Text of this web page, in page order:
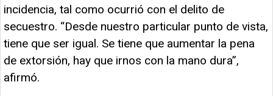
incidencia, tal como ocurrió con el delito de
secuestro. “Desde nuestro particular punto de vista,
tiene que ser igual. Se tiene que aumentar la pena
de extorsión, hay que irnos con la mano dura”,
afirmó.